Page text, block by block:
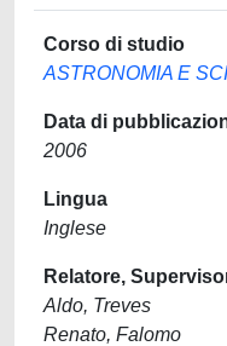
Corso di studio
ASTRONOMIA E
Data di
2006
Lingua
Inglese
Relatore,
Aldo, Treves
Renato, Falomo